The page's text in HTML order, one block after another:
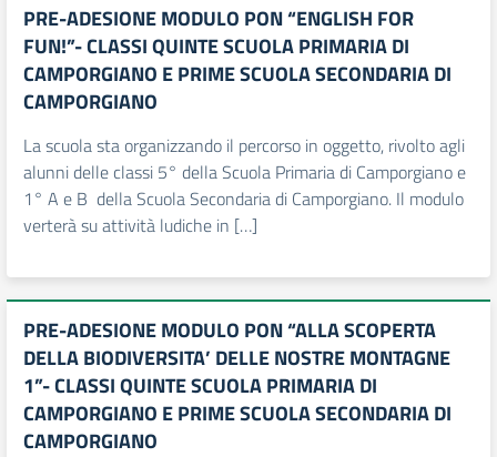
PRE-ADESIONE MODULO PON “ENGLISH FOR
FUN!”- CLASSI QUINTE SCUOLA PRIMARIA DI
CAMPORGIANO E PRIME SCUOLA SECONDARIA DI
CAMPORGIANO
La scuola sta organizzando il percorso in oggetto, rivolto agli
alunni delle classi 5° della Scuola Primaria di Camporgiano e
1° A e B della Scuola Secondaria di Camporgiano. Il modulo
verterà su attività ludiche in […]
PRE-ADESIONE MODULO PON “ALLA SCOPERTA
DELLA BIODIVERSITA’ DELLE NOSTRE MONTAGNE
1”- CLASSI QUINTE SCUOLA PRIMARIA DI
CAMPORGIANO E PRIME SCUOLA SECONDARIA DI
CAMPORGIANO